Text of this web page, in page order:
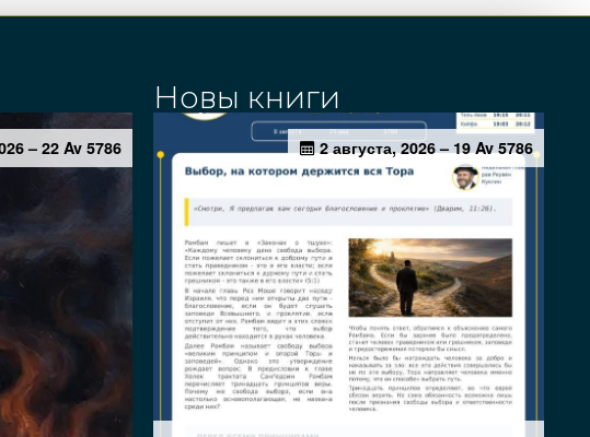
Новы книги